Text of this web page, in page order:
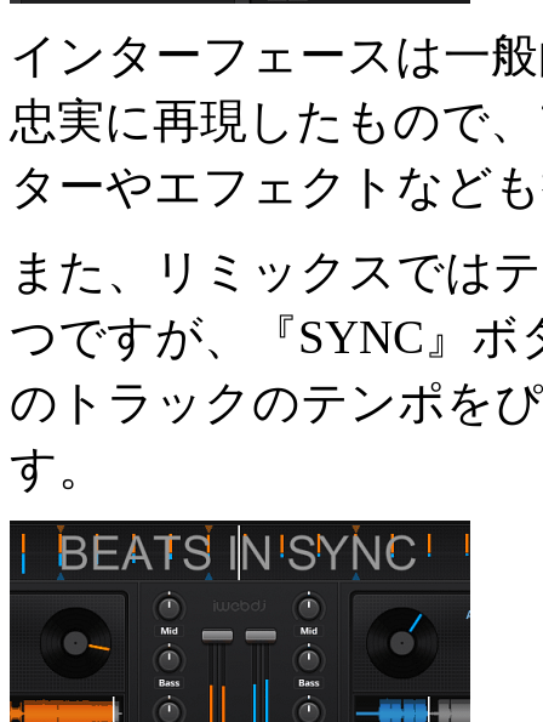
インターフェースは一
忠実に再現したもので
ターやエフェクトなど
また、リミックスでは
つですが、『SYNC』
のトラックのテンポを
す。